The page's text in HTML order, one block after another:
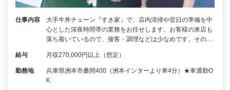
仕事内容
大手牛丼チェーン『すき家』で、店内清掃や翌日の準備を中
心とした深夜時間帯の業務をお任せします。お客様の来店も
落ち着いているので、接客・調理などは少なめです。その…
給与 月収270,000円以上（想定）
勤務地
兵庫県洲本市桑間400（洲本インターより車4分）★車通勤O
K